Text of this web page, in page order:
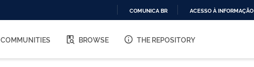
O
COMUNICA BR ACESSO À INFORMAÇÃO
COMMUNITIES BROWSE THE REPOSITORY